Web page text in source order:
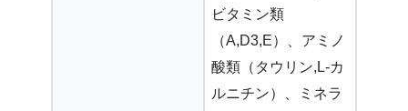
ビタミン類
（A,D3,E）、アミノ
酸類（タウリン,L-カ
ルニチン）、ミネラ